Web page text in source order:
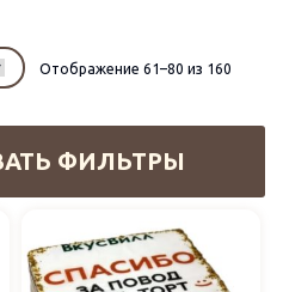
Отображение 61–80 из 160
ФИЛЬТРЫ